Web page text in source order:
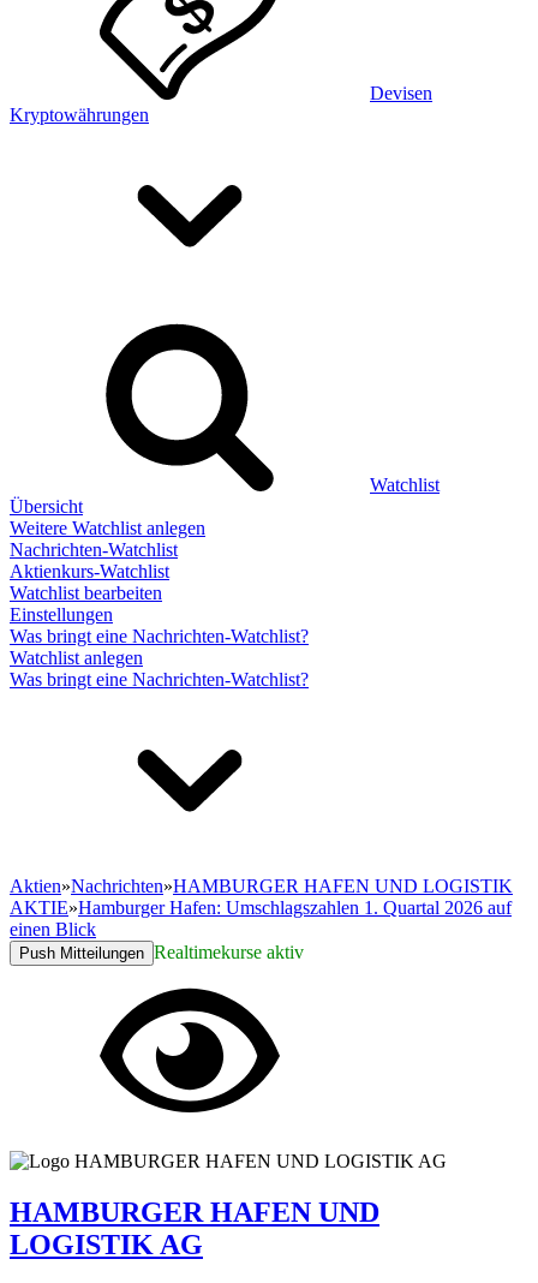
Devisen
Kryptowährungen
Watchlist
Übersicht
Weitere Watchlist anlegen
Nachrichten-Watchlist
Aktienkurs-Watchlist
Watchlist bearbeiten
Einstellungen
Was bringt eine Nachrichten-Watchlist?
Watchlist anlegen
Was bringt eine Nachrichten-Watchlist?
Aktien»Nachrichten»HAMBURGER HAFEN UND LOGISTIK
AKTIE»Hamburger Hafen: Umschlagszahlen 1. Quartal 2026 auf
einen Blick
Push Mitteilungen Realtimekurse aktiv
HAMBURGER HAFEN UND
LOGISTIK AG